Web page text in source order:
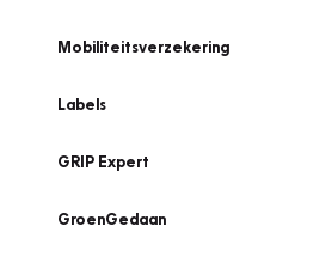
Mobiliteitsverzekering
Labels
GRIP Expert
GroenGedaan